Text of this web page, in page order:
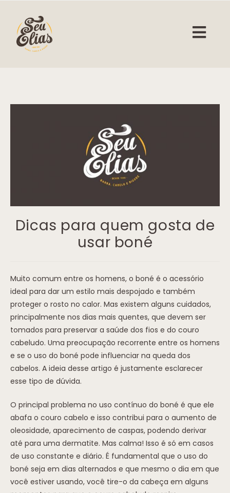
Dicas para quem gosta de
usar boné
Muito comum entre os homens, o boné é o acessório
ideal para dar um estilo mais despojado e também
proteger o rosto no calor. Mas existem alguns cuidados,
principalmente nos dias mais quentes, que devem ser
tomados para preservar a saúde dos fios e do couro
cabeludo. Uma preocupação recorrente entre os homens
e se o uso do boné pode influenciar na queda dos
cabelos. A ideia desse artigo é justamente esclarecer
esse tipo de dúvida.
O principal problema no uso contínuo do boné é que ele
abafa o couro cabelo e isso contribui para o aumento de
oleosidade, aparecimento de caspas, podendo derivar
até para uma dermatite. Mas calma! Isso é só em casos
de uso constante e diário. É fundamental que o uso do
boné seja em dias alternados e que mesmo o dia em que
você estiver usando, você tire-o da cabeça em alguns